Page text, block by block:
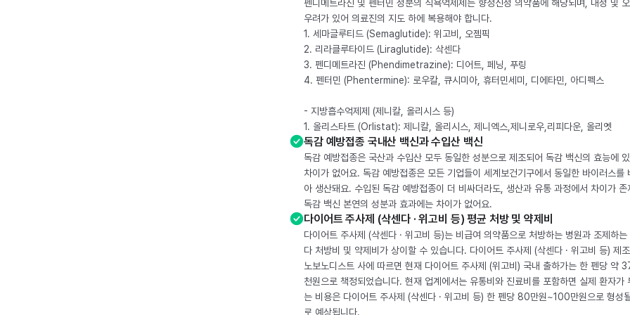
펜디메트라진 및 펜터민 성분의 식욕억제제는 향정신성 의약품에 해당되며, 내성 및
우려가 있어 의료진의 지도 하에 복용해야 합니다.
1. 세마글루티드 (Semaglutide): 위고비, 오젬픽
2. 리라클루타이드 (Liraglutide): 삭센다
3. 펜디메트라진 (Phendimetrazine): 디어트, 페닝, 푸링
4. 펜터민 (Phentermine): 로우칼, 큐시미아, 휴터민세미, 디에타민, 아디펙스
- 지방흡수억제제 (제니칼, 올리시스 등)
1. 올리스타트 (Orlistat): 제니칼, 올리시스, 제니엑스,제니로우,리피다운, 올리엣
독감 예방접종 국내산 백신과 수입산 백신
독감 예방접종은 국산과 수입산 모두 동일한 성분으로 제조되어 독감 백신의 효능에
차이가 없어요. 독감 예방접종은 모든 기업들이 세계보건기구에서 동일한 바이러스를
아 생산돼요. 수입된 독감 예방접종이 더 비싸더라도, 생산과 유통 과정에서 차이가 존
독감 백신 본연의 성분과 효과에는 차이가 없어요.
다이어트 주사제 (삭센다 · 위고비 등) 평균 처방 및 약제비
다이어트 주사제 (삭센다 · 위고비 등)는 비급여 의약품으로 처방하는 병원과 조제하는
다 처방비 및 약제비가 상이할 수 있습니다. 다이어트 주사제 (삭센다 · 위고비 등) 제
노보노디스트 사에 따르면 현재 다이어트 주사제 (위고비) 국내 출하가는 한 펜당 약
천원으로 책정되었습니다. 현재 업계에서는 유통비와 진료비를 포함하면 실제 환자가
는 비용은 다이어트 주사제 (삭센다 · 위고비 등) 한 펜당 80만원~100만원으로 형성
로 예상됩니다.